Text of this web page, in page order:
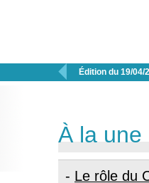
 Édition du 19/04/
À la une
- Le rôle du